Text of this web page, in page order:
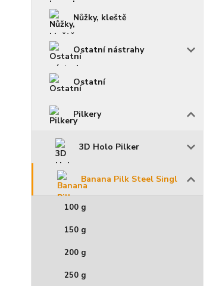
Nůžky, kleště
Ostatní nástrahy
Ostatní
Pilkery
3D Holo Pilker
Banana Pilk Steel Singl
100 g
150 g
200 g
250 g